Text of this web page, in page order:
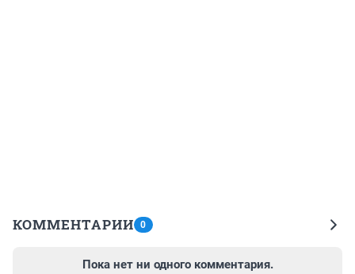
КОММЕНТАРИИ 0
Пока нет ни одного комментария.